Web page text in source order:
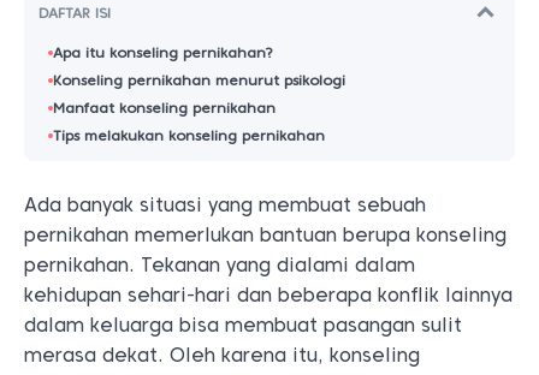
DAFTAR ISI
Apa itu konseling pernikahan?
Konseling pernikahan menurut psikologi
Manfaat konseling pernikahan
Tips melakukan konseling pernikahan
Ada banyak situasi yang membuat sebuah
pernikahan memerlukan bantuan berupa konseling
pernikahan. Tekanan yang dialami dalam
kehidupan sehari-hari dan beberapa konflik lainnya
dalam keluarga bisa membuat pasangan sulit
merasa dekat. Oleh karena itu, konseling